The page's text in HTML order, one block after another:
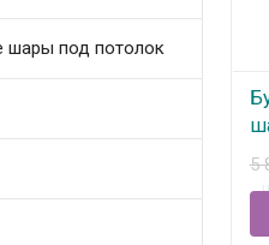
шары под потолок
5